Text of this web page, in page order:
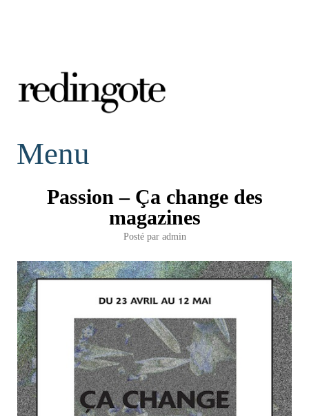
redingote.
Menu
Passion – Ça change des
magazines
Posté par admin